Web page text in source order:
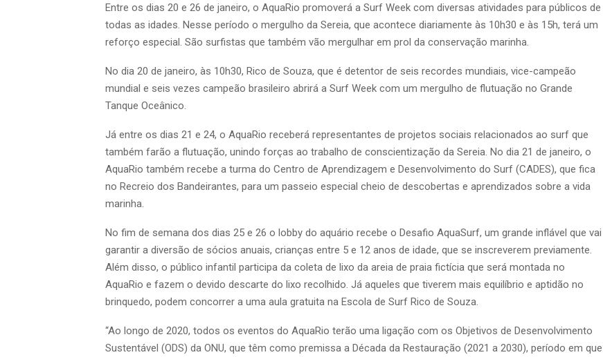
Entre os dias 20 e 26 de janeiro, o AquaRio promoverá a Surf Week com diversas atividades para públicos de
todas as idades. Nesse período o mergulho da Sereia, que acontece diariamente às 10h30 e às 15h, terá um
reforço especial. São surfistas que também vão mergulhar em prol da conservação marinha.
No dia 20 de janeiro, às 10h30, Rico de Souza, que é detentor de seis recordes mundiais, vice-campeão
mundial e seis vezes campeão brasileiro abrirá a Surf Week com um mergulho de flutuação no Grande
Tanque Oceânico.
Já entre os dias 21 e 24, o AquaRio receberá representantes de projetos sociais relacionados ao surf que
também farão a flutuação, unindo forças ao trabalho de conscientização da Sereia. No dia 21 de janeiro, o
AquaRio também recebe a turma do Centro de Aprendizagem e Desenvolvimento do Surf (CADES), que fica
no Recreio dos Bandeirantes, para um passeio especial cheio de descobertas e aprendizados sobre a vida
marinha.
No fim de semana dos dias 25 e 26 o lobby do aquário recebe o Desafio AquaSurf, um grande inflável que vai
garantir a diversão de sócios anuais, crianças entre 5 e 12 anos de idade, que se inscreverem previamente.
Além disso, o público infantil participa da coleta de lixo da areia de praia fictícia que será montada no
AquaRio e fazem o devido descarte do lixo recolhido. Já aqueles que tiverem mais equilíbrio e aptidão no
brinquedo, podem concorrer a uma aula gratuita na Escola de Surf Rico de Souza.
“Ao longo de 2020, todos os eventos do AquaRio terão uma ligação com os Objetivos de Desenvolvimento
Sustentável (ODS) da ONU, que têm como premissa a Década da Restauração (2021 a 2030), período em que